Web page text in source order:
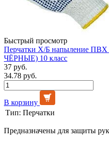
Быстрый просмотр
Перчатки Х/Б напыление
ЧЁРНЫЕ) 10 класс
37 руб.
34.78 руб.
В корзину
Тип: Перчатки
Предназначены для защиты